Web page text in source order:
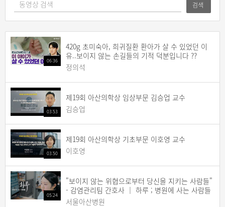
검색
06:36
420g 초미숙아, 희귀질환 환아가 살 수 있었던 이
유..보이지 않는 손길들의 기적 덕분입니다 ??
정의석
03:53
제19회 아산의학상 임상부문 김승업 교수
김승업
03:50
제19회 아산의학상 기초부문 이호영 교수
이호영
05:24
"보이지 않는 위협으로부터 당신을 지키는 사람들"
- 감염관리팀 간호사 ｜ 하루 ; 병원에 사는 사람들
서울아산병원